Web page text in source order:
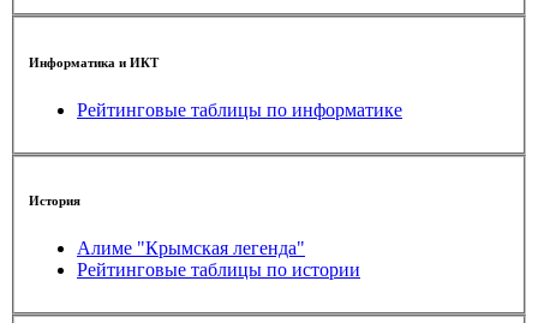
Информатика и ИКТ
Рейтинговые таблицы по информатике
История
Алиме "Крымская легенда"
Рейтинговые таблицы по истории